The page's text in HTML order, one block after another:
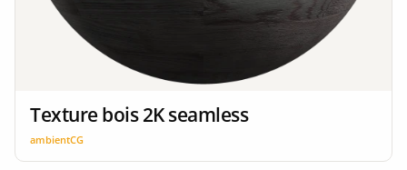
Texture bois 2K seamless
ambientCG